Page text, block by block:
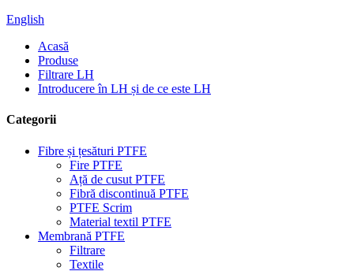
English
Acasă
Produse
Filtrare LH
Introducere în LH și de ce este LH
Categorii
Fibre și țesături PTFE
Fire PTFE
Ață de cusut PTFE
Fibră discontinuă PTFE
PTFE Scrim
Material textil PTFE
Membrană PTFE
Filtrare
Textile